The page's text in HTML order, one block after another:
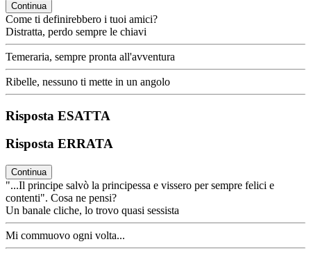
Continua
Come ti definirebbero i tuoi amici?
Distratta, perdo sempre le chiavi
Temeraria, sempre pronta all'avventura
Ribelle, nessuno ti mette in un angolo
Risposta ESATTA
Risposta ERRATA
Continua
"...Il principe salvò la principessa e vissero per sempre felici e
contenti". Cosa ne pensi?
Un banale cliche, lo trovo quasi sessista
Mi commuovo ogni volta...